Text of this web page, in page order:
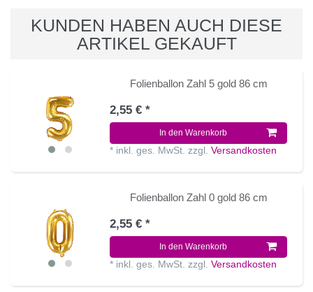
KUNDEN HABEN AUCH DIESE
ARTIKEL GEKAUFT
Folienballon Zahl 5 gold 86 cm
2,55 € *
In den Warenkorb
* inkl. ges. MwSt. zzgl.Versandkosten
Folienballon Zahl 0 gold 86 cm
2,55 € *
In den Warenkorb
* inkl. ges. MwSt. zzgl.Versandkosten